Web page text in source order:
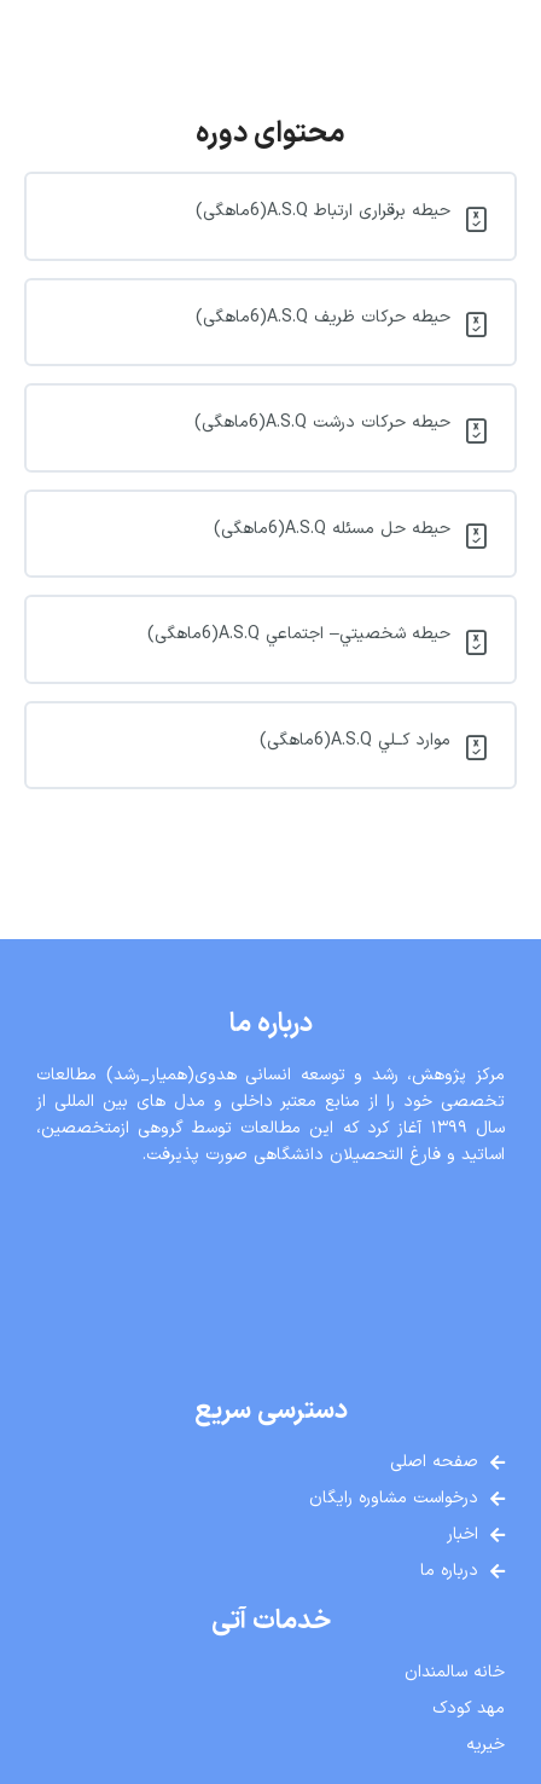
محتوای دوره
حيطه برقراری ارتباط A.S.Q(6ماهگی)
حیطه حرکات ظریف A.S.Q(6ماهگی)
حيطه حرکات درشت A.S.Q(6ماهگی)
حیطه حل مسئله A.S.Q(6ماهگی)
حیطه شخصیتي– اجتماعي A.S.Q(6ماهگی)
موارد کــلي A.S.Q(6ماهگی)
درباره ما
مرکز پژوهش، رشد و توسعه انسانی هدوی(همیار_رشد) مطالعات
تخصصی خود را از منابع معتبر داخلی و مدل های بین المللی از
سال ١٣٩٩ آغاز کرد که این مطالعات توسط گروهی ازمتخصصین،
اساتید و فارغ التحصیلان دانشگاهی صورت پذیرفت.
دسترسی سریع
صفحه اصلی
درخواست مشاوره رایگان
اخبار
درباره ما
خدمات آتی
خانه سالمندان
مهد کودک
خیریه